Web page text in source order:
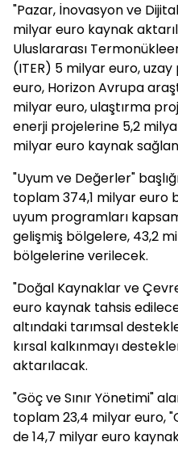
"Pazar, İnovasyon ve
milyar euro kaynak
Uluslararası
(ITER) 5 milyar euro,
euro, Horizon Avrupa
milyar euro, ulaştırma
enerji projelerine 5,2
milyar euro kaynak
"Uyum ve Değerler"
toplam 374,1 milyar euro
uyum programları
gelişmiş bölgelere, 43,2
bölgelerine verilecek.
"Doğal Kaynaklar ve
euro kaynak tahsis
altındaki tarımsal
kırsal kalkınmayı
aktarılacak.
"Göç ve Sınır Yönetimi"
toplam 23,4 milyar euro,
de 14,7 milyar euro